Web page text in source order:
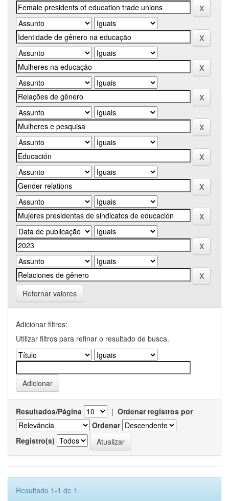
Retornar valores
Adicionar filtros:
Utilizar filtros para refinar o resultado de busca.
Resultados/Página | Ordenar registros por
Ordenar
Registro(s)
Resultado 1-1 de 1.